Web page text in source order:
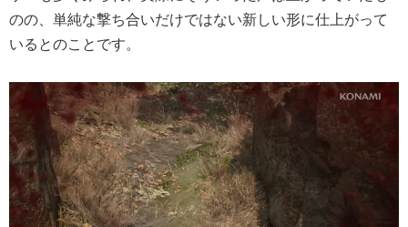
のの、単純な撃ち合いだけではない新しい形に仕上がって
いるとのことです。